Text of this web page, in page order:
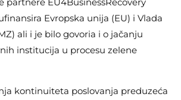
Evropska unija (EU) i Vlada
ali i je bilo govoria i o jačanju
institucija u procesu zelene
kontinuiteta poslovanja preduzeća